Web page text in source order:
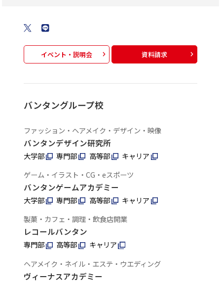
イベント・説明会 資料請求
バンタングループ校
ファッション・ヘアメイク・デザイン・映像
バンタンデザイン研究所
大学部 専門部 高等部
キャリア
ゲーム・イラスト・CG・eスポーツ
バンタンゲームアカデミー
大学部 専門部 高等部
キャリア
製菓・カフェ・調理・飲食店開業
レコールバンタン
専門部 高等部
キャリア
ヘアメイク・ネイル・エステ・ウエディング
ヴィーナスアカデミー